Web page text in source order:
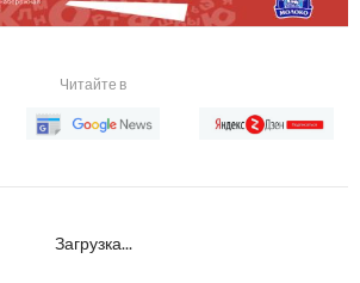
Читайте в
Загрузка...